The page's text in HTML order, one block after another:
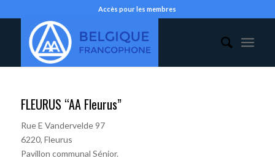
Accès pour les membres
FLEURUS “AA Fleurus”
Rue E Vandervelde 97
6220, Fleurus
Pavillon communal Sénior.